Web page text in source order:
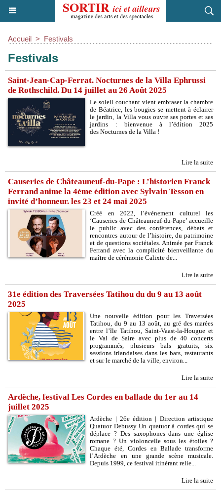
Accueil > Festivals
Festivals
Saint-Jean-Cap-Ferrat. Nocturnes de la Villa Ephrussi
de Rothschild. Du 14 juillet au 26 Août 2025
Le soleil couchant vient embraser la chambre
de Béatrice, les bougies se mettent à éclairer
le jardin, la Villa vous ouvre ses portes et ses
jardins : bienvenue à l’édition 2025
des Nocturnes de la Villa !
Lire la suite
Causeries de Châteauneuf-du-Pape : L’historien Franck
Ferrand anime la 4ème édition avec Sylvain Tesson en
invité d’honneur. les 23 et 24 mai 2025
Créé en 2022, l’événement culturel les
‘Causeries de Châteauneuf-du-Pape’ accueille
le public avec des conférences, débats et
rencontres autour de l’histoire, du patrimoine
et de questions sociétales. Animée par Franck
Ferrand avec la complicité bienveillante du
maître de cérémonie Calixte de...
Lire la suite
31e édition des Traversées Tatihou du du 9 au 13 août
2025
Une nouvelle édition pour les Traversées
Tatihou, du 9 au 13 août, au gré des marées
entre l’île Tatihou, Saint-Vaast-la-Hougue et
le Val de Saire avec plus de 40 concerts
programmés, plusieurs bals gratuits, six
sessions irlandaises dans les bars, restaurants
et sur le marché de la ville, environ...
Lire la suite
Ardèche, festival Les Cordes en ballade du 1er au 14
juillet 2025
Ardèche | 26e édition | Direction artistique
Quatuor Debussy Un quatuor à cordes qui se
déplace ? Des saxophones dans une église
romane ? Un violoncelle sous les étoiles ?
Chaque été, Cordes en Ballade transforme
l’Ardèche en une grande scène musicale.
Depuis 1999, ce festival itinérant relie...
Lire la suite